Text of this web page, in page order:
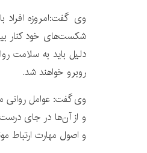
وی گفت:امروزه افراد
شکست‌های خود کنار
دلیل باید به سلامت
روبرو خواهند شد.
وی گفت: عوامل روانی
و از آن‌ها در جای
و اصول مهارت‌ ارتباط